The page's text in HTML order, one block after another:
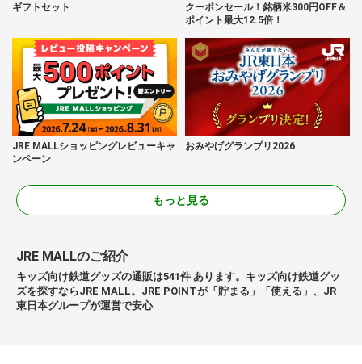
ギフトセット
クーポンセール！銘柄米300円OFF＆
ポイント最大12.5倍！
JRE MALLショッピングレビューキャ
ンペーン
おみやげグランプリ2026
もっと見る
JRE MALLのご紹介
キッズ向け鉄道グッズの通販は541件 あります。キッズ向け鉄道グッ
ズを探すならJRE MALL。JRE POINTが「貯まる」「使える」、JR
東日本グループが運営で安心